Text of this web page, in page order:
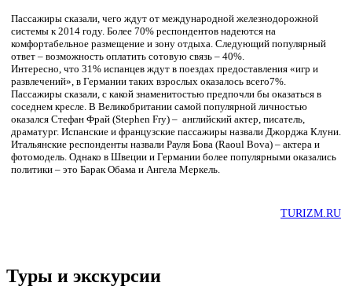
Пассажиры сказали, чего ждут от международной железнодорожной
системы к 2014 году. Более 70% респондентов надеются на
комфортабельное размещение и зону отдыха. Следующий популярный
ответ – возможность оплатить сотовую связь – 40%.
Интересно, что 31% испанцев ждут в поездах предоставления «игр и
развлечений», в Германии таких взрослых оказалось всего7%.
Пассажиры сказали, с какой знаменитостью предпочли бы оказаться в
соседнем кресле. В Великобритании самой популярной личностью
оказался Cтефан Фрай (Stephen Fry) – английский актер, писатель,
драматург. Испанские и французские пассажиры назвали Джорджа Клуни.
Итальянские респонденты назвали Рауля Бова (Raoul Bova) – актера и
фотомодель. Однако в Швеции и Германии более популярными оказались
политики – это Барак Обама и Ангела Меркель.
TURIZM.RU
Туры и экскурсии